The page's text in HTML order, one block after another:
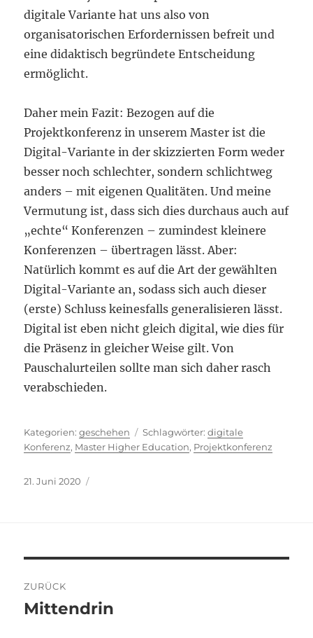
digitale Variante hat uns also von
organisatorischen Erfordernissen befreit und
eine didaktisch begründete Entscheidung
ermöglicht.
Daher mein Fazit: Bezogen auf die
Projektkonferenz in unserem Master ist die
Digital-Variante in der skizzierten Form weder
besser noch schlechter, sondern schlichtweg
anders – mit eigenen Qualitäten. Und meine
Vermutung ist, dass sich dies durchaus auch auf
„echte“ Konferenzen – zumindest kleinere
Konferenzen – übertragen lässt. Aber:
Natürlich kommt es auf die Art der gewählten
Digital-Variante an, sodass sich auch dieser
(erste) Schluss keinesfalls generalisieren lässt.
Digital ist eben nicht gleich digital, wie dies für
die Präsenz in gleicher Weise gilt. Von
Pauschalurteilen sollte man sich daher rasch
verabschieden.
Kategorien
geschehen Schlagwörter
digitale
Konferenz, Master Higher Education, Projektkonferenz
Veröffentlicht
21. Juni 2020
ZURÜCK
Vorheriger
Mittendrin